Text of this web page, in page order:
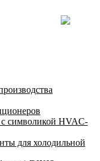
символикой HVAC-
для холодильной